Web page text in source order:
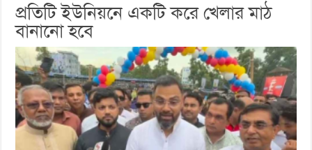
প্রতিটি ইউনিয়নে একটি করে খেলার মাঠ
বানানো হবে